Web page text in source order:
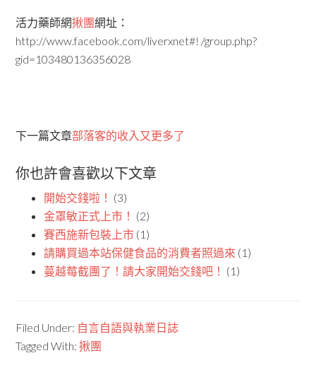
活力藥師網揪團網址：
http://www.facebook.com/liverxnet#! /group.php?
gid=103480136356028
下一篇文章部落客的收入又更多了
你也許會喜歡以下文章
開始交錢啦！ (3)
金罩敏正式上市！ (2)
賽西施新包裝上市 (1)
請購買過本站保健食品的消費者照過來 (1)
蔓越莓截團了！請大家開始交錢吧！ (1)
Filed Under: 自言自語與執業日誌
Tagged With:揪團